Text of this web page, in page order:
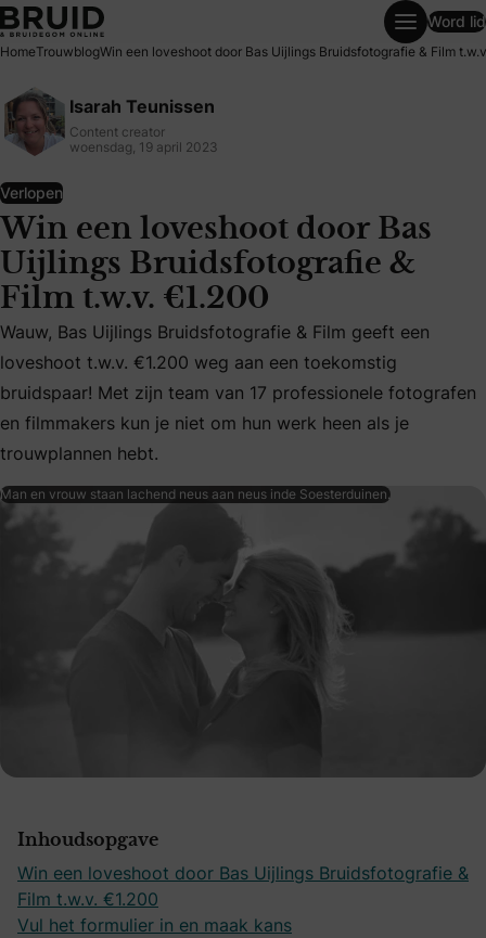
Win een loveshoot door Bas Uijlings Bruidsfotografie &
Word lid
HomeTrouwblogWin een loveshoot door Bas Uijlings Bruidsfotografie & Film
Isarah Teunissen
Content creator
woensdag, 19 april 2023
Verlopen
Win een loveshoot door Bas
Uijlings Bruidsfotografie &
Film t.w.v. €1.200
Wauw, Bas Uijlings Bruidsfotografie & Film geeft een
Wauw, Bas Uijlings Bruidsfotografie & Film geeft een
loveshoot t.w.v. €1.200 weg aan een toekomstig
bruidspaar! Met zijn team van 17 professionele fotografen
en filmmakers kun je niet om hun werk heen als je
trouwplannen hebt.
Man en vrouw staan lachend neus aan neus inde Soesterduinen.
Inhoudsopgave
Win een loveshoot door Bas Uijlings Bruidsfotografie &
Film t.w.v. €1.200
Vul het formulier in en maak kans